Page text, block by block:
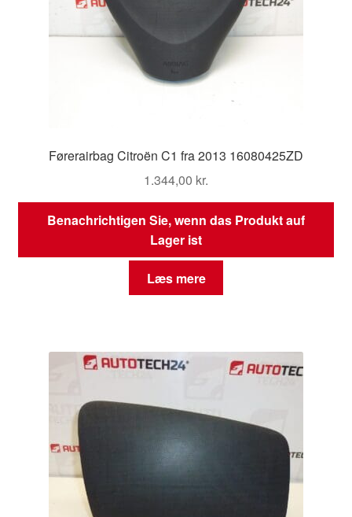
Førerairbag Citroën C1 fra 2013 16080425ZD
1.344,00 kr.
Benachrichtigen Sie, wenn das Produkt auf
Lager ist
Læs mere